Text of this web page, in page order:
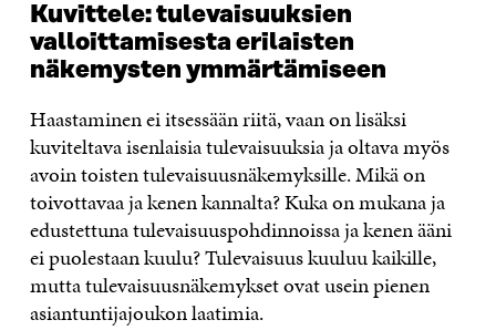
Kuvittele: tulevaisuuksien
valloittamisesta erilaisten
näkemysten ymmärtämiseen
Haastaminen ei itsessään riitä, vaan on lisäksi
kuviteltava isenlaisia tulevaisuuksia ja oltava myös
avoin toisten tulevaisuusnäkemyksille. Mikä on
toivottavaa ja kenen kannalta? Kuka on mukana ja
edustettuna tulevaisuuspohdinnoissa ja kenen ääni
ei puolestaan kuulu? Tulevaisuus kuuluu kaikille,
mutta tulevaisuusnäkemykset ovat usein pienen
asiantuntijajoukon laatimia.